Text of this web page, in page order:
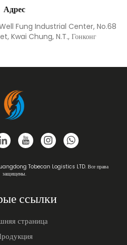
Адрес
Well Fung Industrial Center, No.68
Kwai Chung, N.T., Гонконг
Tobecan Logistics LTD. Все права
защищены.
ссылки
страница